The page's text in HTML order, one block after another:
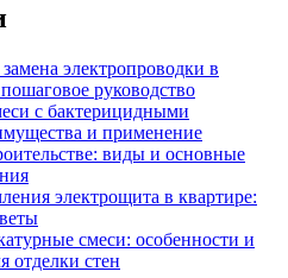
электропроводки в
руководство
с бактерицидными
и применение
виды и основные
электрощита в квартире:
смеси: особенности и
отделки стен